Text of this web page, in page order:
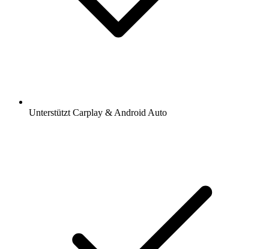
Unterstützt Carplay & Android Auto